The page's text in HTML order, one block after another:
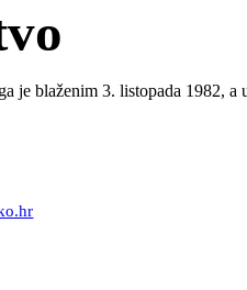
je blaženim 3. listopada 1982,